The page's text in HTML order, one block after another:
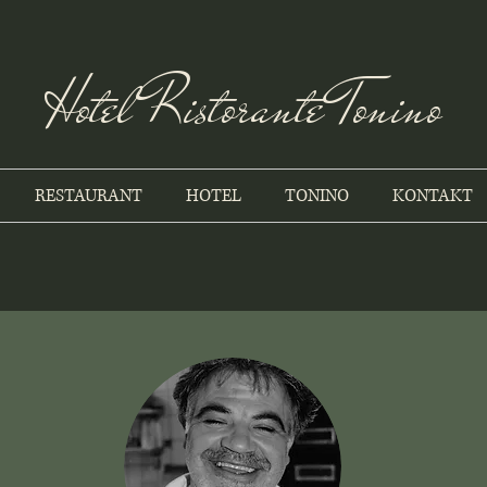
Hotel Ristorante Tonino
RESTAURANT HOTEL TONINO KONTAKT